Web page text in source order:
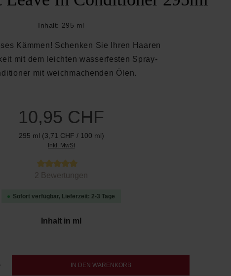
Inhalt: 295 ml
Kämmen! Schenken Sie Ihren Haaren
mit dem leichten wasserfesten Spray-
mit weichmachenden Ölen.
10,95 CHF
295 ml (3,71 CHF / 100 ml)
Inkl. MwSt
von 5 von 5 Sternen
2 Bewertungen
Sofort verfügbar, Lieferzeit: 2-3 Tage
Inhalt in ml
den gewünschten Wert ein oder
IN DEN WARENKORB